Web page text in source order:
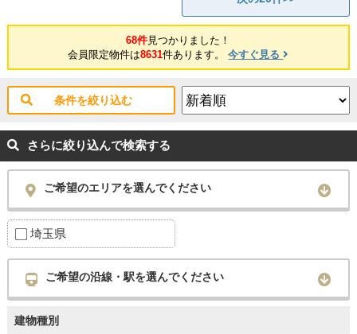
68件見つかりました！
会員限定物件は8631件あります。今すぐ見る
条件を絞り込む
さらに絞り込んで検索する
ご希望のエリアを選んでください
埼玉県
ご希望の沿線・駅を選んでください
建物種別